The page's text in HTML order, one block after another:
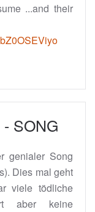
...and their
SONG
genialer Song
Dies mal geht
viele tödliche
aber keine